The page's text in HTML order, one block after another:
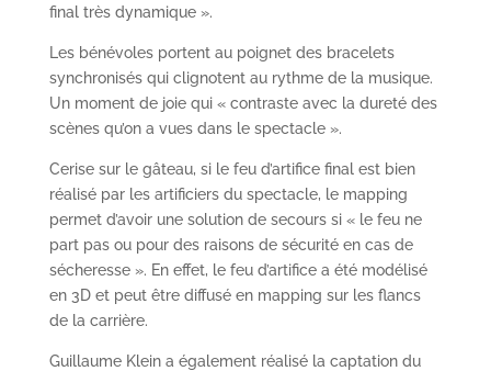
final très dynamique ».
Les bénévoles portent au poignet des bracelets
synchronisés qui clignotent au rythme de la musique.
Un moment de joie qui « contraste avec la dureté des
scènes qu’on a vues dans le spectacle ».
Cerise sur le gâteau, si le feu d’artifice final est bien
réalisé par les artificiers du spectacle, le mapping
permet d’avoir une solution de secours si « le feu ne
part pas ou pour des raisons de sécurité en cas de
sécheresse ». En effet, le feu d’artifice a été modélisé
en 3D et peut être diffusé en mapping sur les flancs
de la carrière.
Guillaume Klein a également réalisé la captation du